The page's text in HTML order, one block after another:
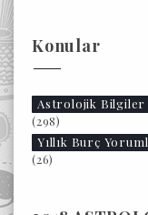
Konular
Astrolojik Bilgiler
(298)
Yıllık Burç
(26)